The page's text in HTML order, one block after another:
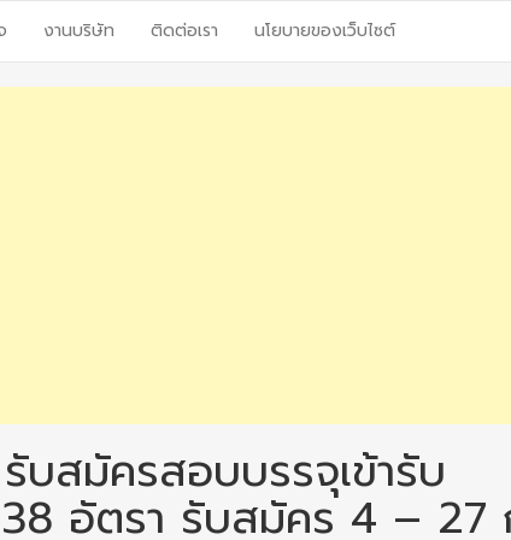
งานบริษัท ติดต่อเรา นโยบายของเว็บไซต์
บสมัครสอบบรรจุเข้ารับ
อัตรา รับสมัคร 4 – 27